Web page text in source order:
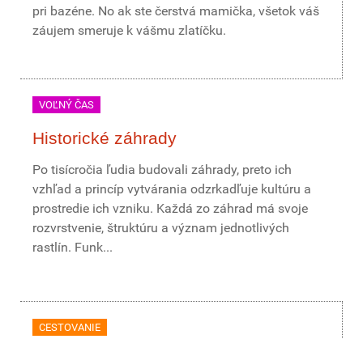
pri bazéne. No ak ste čerstvá mamička, všetok váš
záujem smeruje k vášmu zlatíčku.
VOĽNÝ ČAS
Historické záhrady
Po tisícročia ľudia budovali záhrady, preto ich
vzhľad a princíp vytvárania odzrkadľuje kultúru a
prostredie ich vzniku. Každá zo záhrad má svoje
rozvrstvenie, štruktúru a význam jednotlivých
rastlín. Funk...
CESTOVANIE